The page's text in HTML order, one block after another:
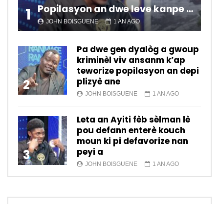
1 Popilasyon an dwe leve kanpe pou chanje sitiyasyon kawotik l’ap viv nan peyi a.
JOHN BOISGUENE 1 AN AGO
2
Pa dwe gen dyalòg a gwoup
kriminèl viv ansanm k’ap
teworize popilasyon an depi
plizyè ane
JOHN BOISGUENE 1 AN AGO
3
Leta an Ayiti fèb sèlman lè
pou defann enterè kouch
moun ki pi defavorize nan
peyi a
JOHN BOISGUENE 1 AN AGO